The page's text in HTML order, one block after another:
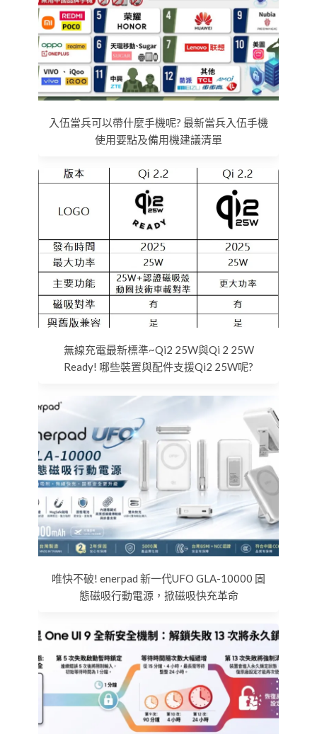
入伍當兵可以帶什麼手機呢? 最新當兵入伍手機
使用要點及備用機建議清單
無線充電最新標準~Qi2 25W與Qi 2 25W
Ready! 哪些裝置與配件支援Qi2 25W呢?
唯快不破! enerpad 新一代UFO GLA-10000 固
態磁吸行動電源，掀磁吸快充革命